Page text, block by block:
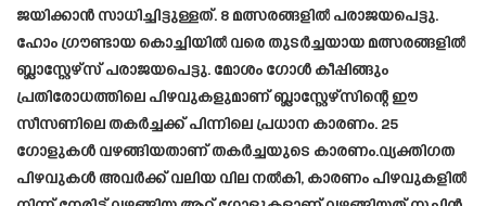
ജയിക്കാൻ സാധിച്ചിട്ടുള്ളത്. 8 മത്സരങ്ങളിൽ പരാജയപെട്ടു.
ഹോം ഗ്രൗണ്ടായ കൊച്ചിയിൽ വരെ തുടർച്ചയായ മത്സരങ്ങളിൽ
ബ്ലാസ്റ്റേഴ്‌സ് പരാജയപെട്ടു. മോശം ഗോൾ കീപ്പിങ്ങും
പ്രതിരോധത്തിലെ പിഴവുകളുമാണ് ബ്ലാസ്റ്റേഴ്സിന്റെ ഈ
സീസണിലെ തകർച്ചക്ക് പിന്നിലെ പ്രധാന കാരണം. 25
ഗോളുകൾ വഴങ്ങിയതാണ് തകർച്ചയുടെ കാരണം.വ്യക്തിഗത
പിഴവുകൾ അവർക്ക് വലിയ വില നൽകി, കാരണം പിഴവുകളിൽ